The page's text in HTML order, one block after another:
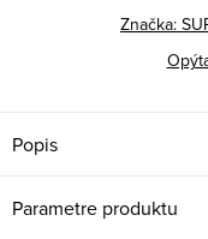
Značka:
Popis
Parametre produktu